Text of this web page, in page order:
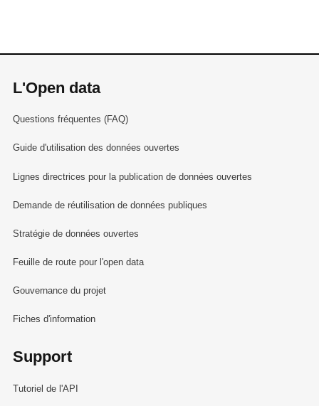
L'Open data
Questions fréquentes (FAQ)
Guide d'utilisation des données ouvertes
Lignes directrices pour la publication de données ouvertes
Demande de réutilisation de données publiques
Stratégie de données ouvertes
Feuille de route pour l'open data
Gouvernance du projet
Fiches d'information
Support
Tutoriel de l'API